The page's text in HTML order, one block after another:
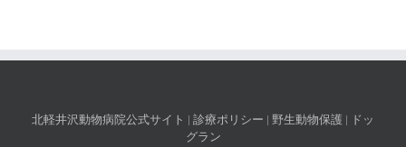
北軽井沢動物病院公式サイト | 診療ポリシー | 野生動物保護 | ドッ
グラン